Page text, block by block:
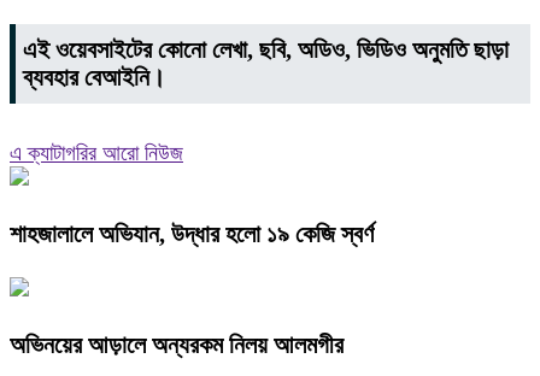
এই ওয়েবসাইটের কোনো লেখা, ছবি, অডিও, ভিডিও অনুমতি ছাড়া
ব্যবহার বেআইনি।
এ ক্যাটাগরির আরো নিউজ
শাহজালালে অভিযান, উদ্ধার হলো ১৯ কেজি স্বর্ণ
অভিনয়ের আড়ালে অন্যরকম নিলয় আলমগীর